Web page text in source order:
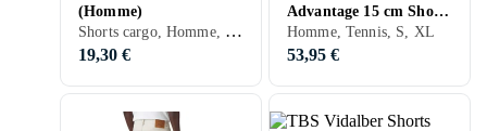
(Homme)
Shorts cargo, Homme, S, M, L, XL, XXL, Noir, Blanc, Gris, Bleu, Vert, Beige, Kaki
19,30 €
Advantage 15 cm Shorts
(Homme)
Homme, Tennis, S, XL
53,95 €